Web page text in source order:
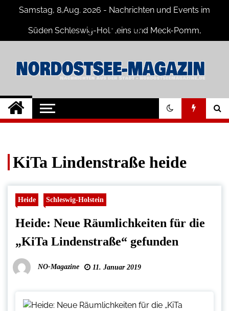
Samstag, 8,Aug. 2026 - Nachrichten und Events im
Süden Schleswig-Holsteins und Meck-Pomm,
Nord-Ostsee-
Magazine Blog
Der Blog der Nord-Ostsee Magazine
KiTa Lindenstraße heide
Heide Schleswig-Holstein
Heide: Neue Räumlichkeiten für die
„KiTa Lindenstraße“ gefunden
NO-Magazine 11. Januar 2019